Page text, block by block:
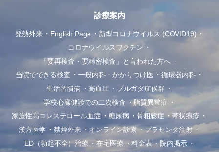
診療案内
発熱外来 English Page
新型コロナウイルス (COVID19)
コロナウイルスワクチン
「要再検査・要精密検査」と言われた方へ
当院でできる検査
一般内科・かかりつけ医
循環器内科
生活習慣病
高血圧
ブルガダ症候群
学校心臓健診での二次検査
脂質異常症
家族性高コレステロール血症
糖尿病 骨粗鬆症
帯状疱疹
漢方医学
禁煙外来 オンライン診療
プラセンタ注射
ED（勃起不全）治療
在宅医療 料金表
院内掲示